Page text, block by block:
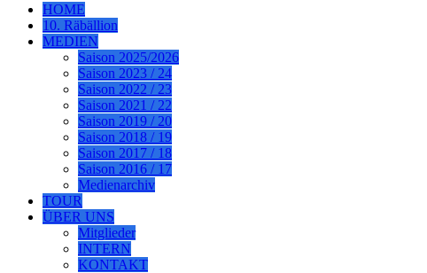
HOME
10. Räbällion
MEDIEN
Saison 2025/2026
Saison 2023 / 24
Saison 2022 / 23
Saison 2021 / 22
Saison 2019 / 20
Saison 2018 / 19
Saison 2017 / 18
Saison 2016 / 17
Medienarchiv
TOUR
ÜBER UNS
Mitglieder
INTERN
KONTAKT